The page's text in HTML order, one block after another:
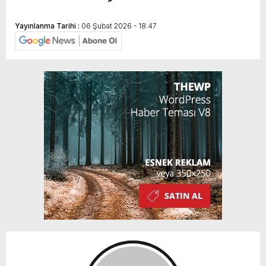
Yayınlanma Tarihi : 06 Şubat 2026 - 18:47